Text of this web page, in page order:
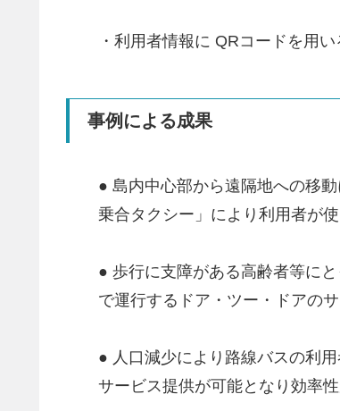
・利用者情報に QRコードを用
事例による成果
● 島内中心部から遠隔地への移
乗合タクシー」により利用者が
● 歩行に支障がある高齢者等に
で運行するドア・ツー・ドアの
● 人口減少により路線バスの利
サービス提供が可能となり効率性